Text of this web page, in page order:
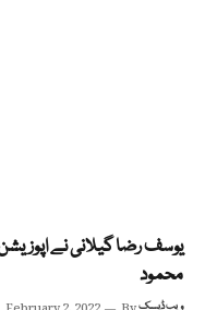
یوسف رضا گیلانی نے
محمود
ویب ڈیسک